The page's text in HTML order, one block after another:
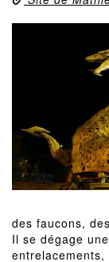
des faucons,
Il se dégage